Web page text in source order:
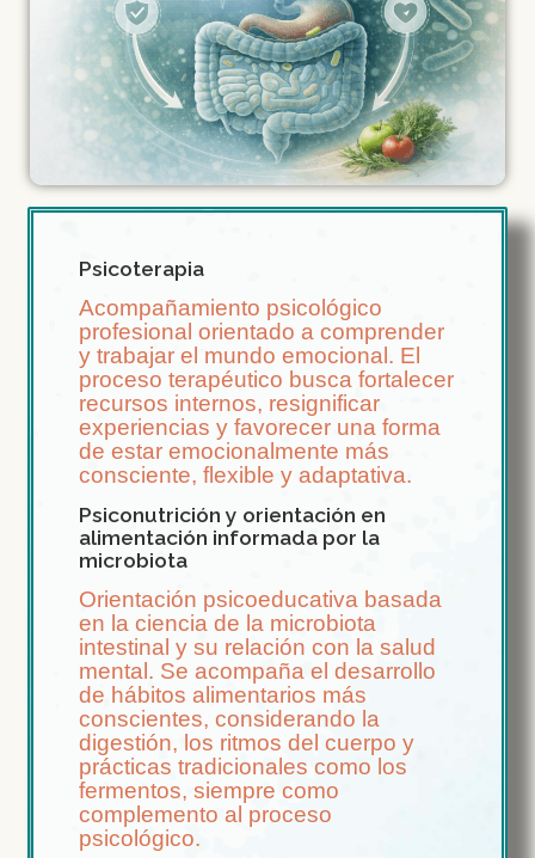
Psicoterapia
Acompañamiento psicológico
profesional orientado a comprender
y trabajar el mundo emocional. El
proceso terapéutico busca fortalecer
recursos internos, resignificar
experiencias y favorecer una forma
de estar emocionalmente más
consciente, flexible y adaptativa.
Psiconutrición y orientación en
alimentación informada por la
microbiota
Orientación psicoeducativa basada
en la ciencia de la microbiota
intestinal y su relación con la salud
mental. Se acompaña el desarrollo
de hábitos alimentarios más
conscientes, considerando la
digestión, los ritmos del cuerpo y
prácticas tradicionales como los
fermentos, siempre como
complemento al proceso
psicológico.